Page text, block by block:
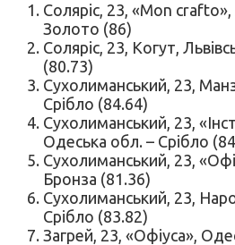
Соляріс, 23, «Mon
Золото (86)
Соляріс, 23, Когут,
(80.73)
Сухолиманський, 23,
Срібло (84.64)
Сухолиманський, 23,
Одеська обл. – Срібло
Сухолиманський, 23,
Бронза (81.36)
Сухолиманський, 23,
Срібло (83.82)
Загрей, 23, «Офіуса»,